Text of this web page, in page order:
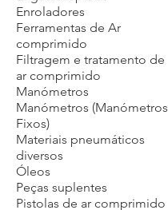
Enroladores
Ferramentas de Ar
comprimido
Filtragem e tratamento de
ar comprimido
Manómetros
Manómetros (Manómetros
Fixos)
Materiais pneumáticos
diversos
Óleos
Peças suplentes
Pistolas de ar comprimido